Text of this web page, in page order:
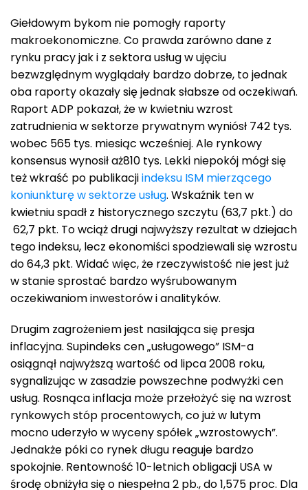
Giełdowym bykom nie pomogły raporty
makroekonomiczne. Co prawda zarówno dane z
rynku pracy jak i z sektora usług w ujęciu
bezwzględnym wyglądały bardzo dobrze, to jednak
oba raporty okazały się jednak słabsze od oczekiwań.
Raport ADP pokazał, że w kwietniu wzrost
zatrudnienia w sektorze prywatnym wyniósł 742 tys.
wobec 565 tys. miesiąc wcześniej. Ale rynkowy
konsensus wynosił aż810 tys. Lekki niepokój mógł się
też wkraść po publikacjiindeksu ISM mierzącego
koniunkturę w sektorze usług. Wskaźnik ten w
kwietniu spadł z historycznego szczytu (63,7 pkt.) do
62,7 pkt. To wciąż drugi najwyższy rezultat w dziejach
tego indeksu, lecz ekonomiści spodziewali się wzrostu
do 64,3 pkt. Widać więc, że rzeczywistość nie jest już
w stanie sprostać bardzo wyśrubowanym
oczekiwaniom inwestorów i analityków.
Drugim zagrożeniem jest nasilająca się presja
inflacyjna. Supindeks cen „usługowego” ISM-a
osiągnął najwyższą wartość od lipca 2008 roku,
sygnalizując w zasadzie powszechne podwyżki cen
usług. Rosnąca inflacja może przełożyć się na wzrost
rynkowych stóp procentowych, co już w lutym
mocno uderzyło w wyceny spółek „wzrostowych”.
Jednakże póki co rynek długu reaguje bardzo
spokojnie. Rentowność 10-letnich obligacji USA w
środę obniżyła się o niespełna 2 pb., do 1,575 proc. Dla